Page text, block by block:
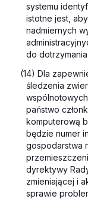
systemu
istotne jest,
nadmiernych
do
(14) Dla
śledzenia
państwo
komputerową
będzie numer
gospodarstwa
dyrektywy
zmieniającej i
sprawie